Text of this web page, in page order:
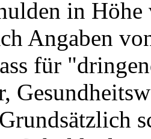
in
Angaben
für